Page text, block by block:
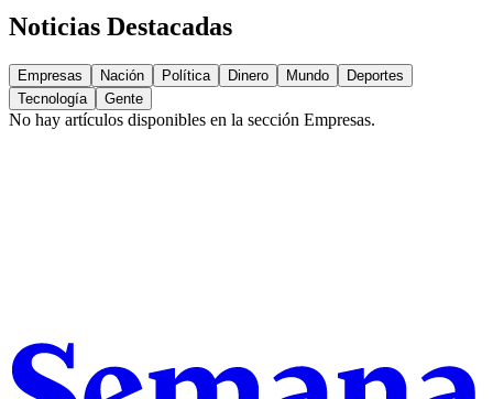
Noticias Destacadas
Empresas Nación Política Dinero Mundo
Deportes
Tecnología
Gente
No hay artículos disponibles en la sección Empresas.